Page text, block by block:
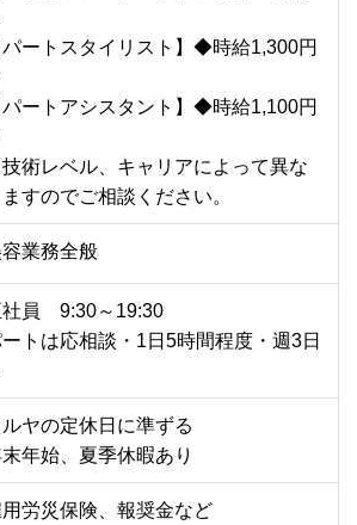
パートスタイリスト】◆時給1,300円
パートアシスタント】◆時給1,100円
術レベル、キャリアによって異な
ますのでご相談ください。
容業務全般
社員 9:30～19:30
トは応相談・1日5時間程度・週3日
ヤの定休日に準ずる
年始、夏季休暇あり
用労災保険、報奨金など